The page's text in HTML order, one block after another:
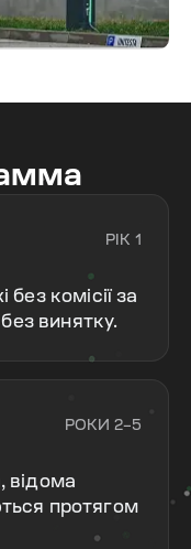
РІК 1
комісії за
без винятку.
РОКИ 2–5
відома
протягом